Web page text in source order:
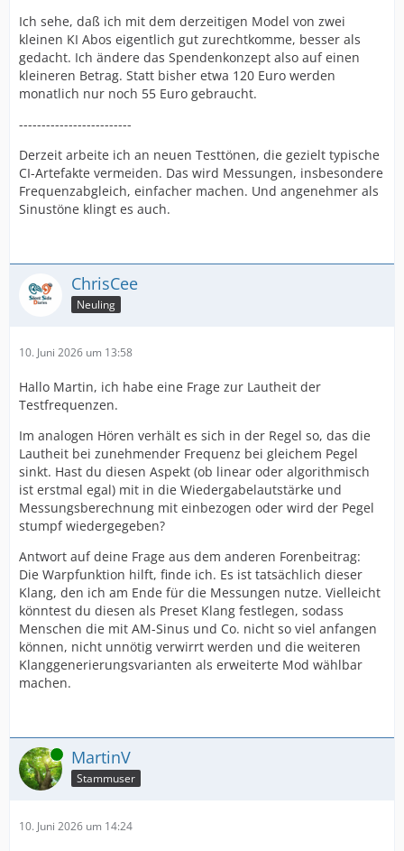
Ich sehe, daß ich mit dem derzeitigen Model von zwei
kleinen KI Abos eigentlich gut zurechtkomme, besser als
gedacht. Ich ändere das Spendenkonzept also auf einen
kleineren Betrag. Statt bisher etwa 120 Euro werden
monatlich nur noch 55 Euro gebraucht.
-------------------------
Derzeit arbeite ich an neuen Testtönen, die gezielt typische
CI-Artefakte vermeiden. Das wird Messungen, insbesondere
Frequenzabgleich, einfacher machen. Und angenehmer als
Sinustöne klingt es auch.
ChrisCee
Neuling
10. Juni 2026 um 13:58
Hallo Martin, ich habe eine Frage zur Lautheit der
Testfrequenzen.
Im analogen Hören verhält es sich in der Regel so, das die
Lautheit bei zunehmender Frequenz bei gleichem Pegel
sinkt. Hast du diesen Aspekt (ob linear oder algorithmisch
ist erstmal egal) mit in die Wiedergabelautstärke und
Messungsberechnung mit einbezogen oder wird der Pegel
stumpf wiedergegeben?
Antwort auf deine Frage aus dem anderen Forenbeitrag:
Die Warpfunktion hilft, finde ich. Es ist tatsächlich dieser
Klang, den ich am Ende für die Messungen nutze. Vielleicht
könntest du diesen als Preset Klang festlegen, sodass
Menschen die mit AM-Sinus und Co. nicht so viel anfangen
können, nicht unnötig verwirrt werden und die weiteren
Klanggenerierungsvarianten als erweiterte Mod wählbar
machen.
Online MartinV
Stammuser
10. Juni 2026 um 14:24